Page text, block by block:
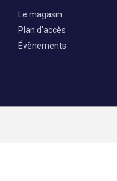
Le magasin
Plan d'accès
Évènements